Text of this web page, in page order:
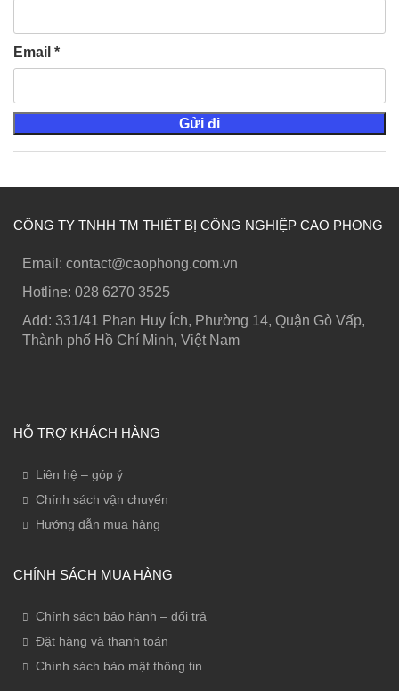
Email *
CÔNG TY TNHH TM THIẾT BỊ CÔNG NGHIỆP CAO PHONG
Email: contact@caophong.com.vn
Hotline: ‭028 6270 3525
Add: 331/41 Phan Huy Ích, Phường 14, Quận Gò Vấp,
Thành phố Hồ Chí Minh, Việt Nam
HỖ TRỢ KHÁCH HÀNG
Liên hệ – góp ý
Chính sách vận chuyển
Hướng dẫn mua hàng
CHÍNH SÁCH MUA HÀNG
Chính sách bảo hành – đổi trả
Đặt hàng và thanh toán
Chính sách bảo mật thông tin